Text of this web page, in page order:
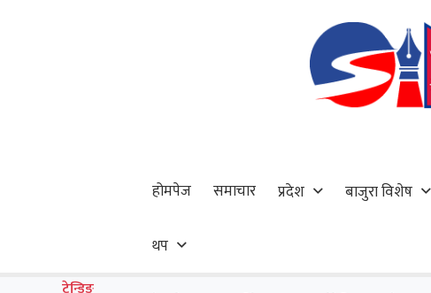
होमपेज समाचार प्रदेश बाजुरा विशेष
थप